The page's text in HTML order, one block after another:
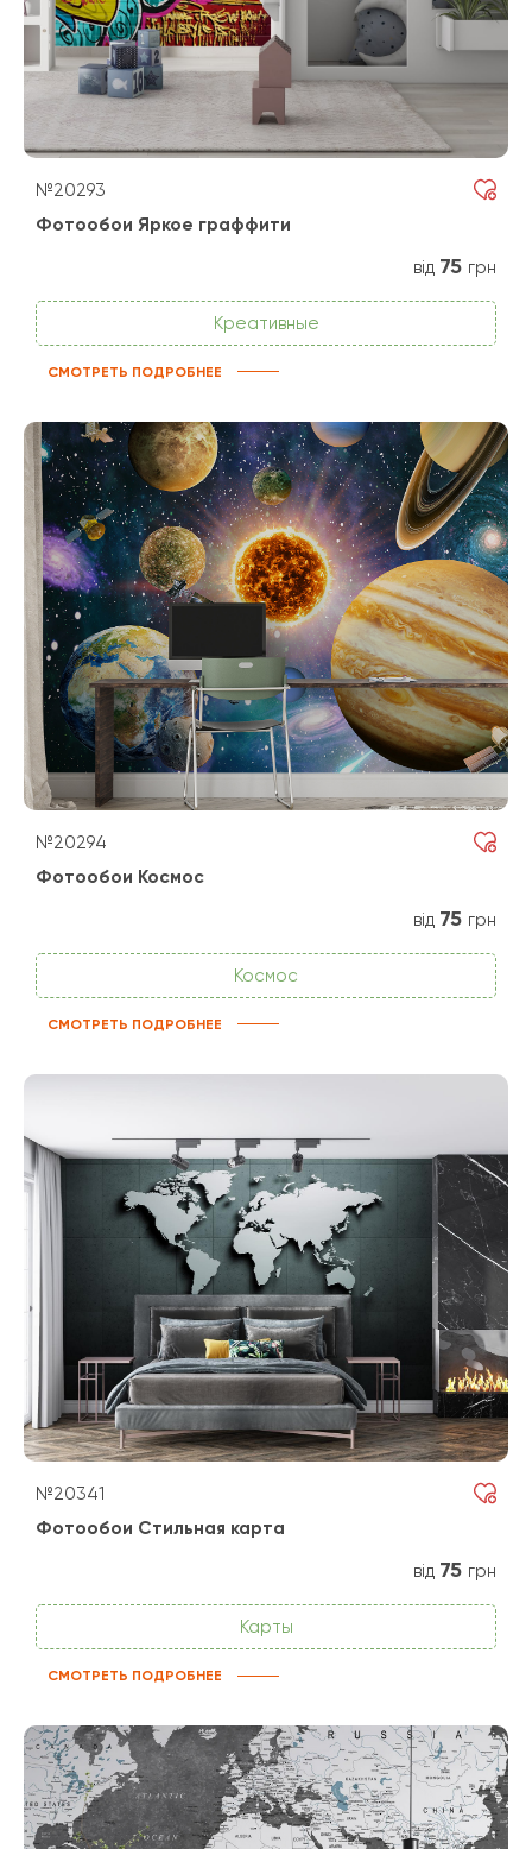
№20293
Фотообои Яркое граффити
від 75 грн
Креативные
СМОТРЕТЬ ПОДРОБНЕЕ
№20294
Фотообои Космос
від 75 грн
Космос
СМОТРЕТЬ ПОДРОБНЕЕ
№20341
Фотообои Стильная карта
від 75 грн
Карты
СМОТРЕТЬ ПОДРОБНЕЕ